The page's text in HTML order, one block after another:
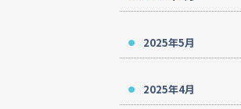
2025年5月
2025年4月